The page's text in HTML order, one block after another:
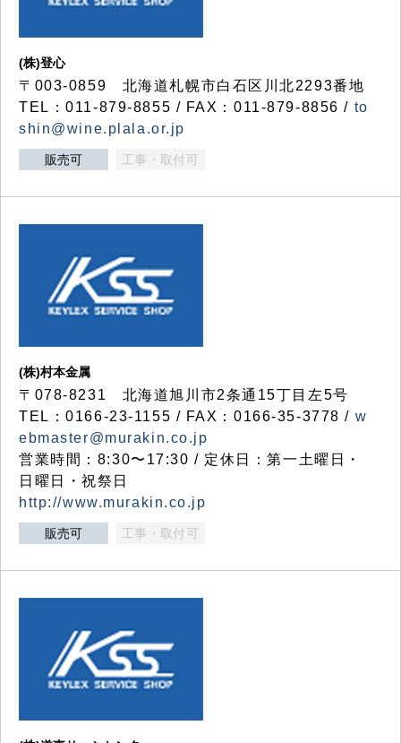
(株)登心
〒003-0859 北海道札幌市白石区川北2293番地
TEL：011-879-8855 / FAX：011-879-8856 / to
shin@wine.plala.or.jp
販売可 工事・取付可
(株)村本金属
〒078-8231 北海道旭川市2条通15丁目左5号
TEL：0166-23-1155 / FAX：0166-35-3778 / w
ebmaster@murakin.co.jp
営業時間：8:30〜17:30 / 定休日：第一土曜日・
日曜日・祝祭日
http://www.murakin.co.jp
販売可 工事・取付可